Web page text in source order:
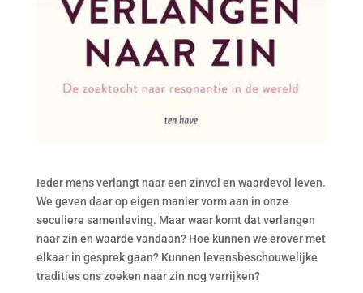
Ieder mens verlangt naar een zinvol en waardevol leven.
We geven daar op eigen manier vorm aan in onze
seculiere samenleving. Maar waar komt dat verlangen
naar zin en waarde vandaan? Hoe kunnen we erover met
elkaar in gesprek gaan? Kunnen levensbeschouwelijke
tradities ons zoeken naar zin nog verrijken?